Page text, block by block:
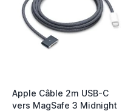
Apple Câble 2m USB-C
vers MagSafe 3 Midnight